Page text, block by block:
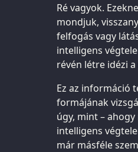
Ré vagyok.
mondjuk,
felfogás vagy
intelligens
révén létre idézi
Ez az információ
formájának
úgy, mint –
intelligens
már másféle